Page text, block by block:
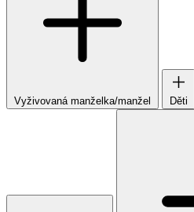
Vyživovaná manželka/manžel Děti